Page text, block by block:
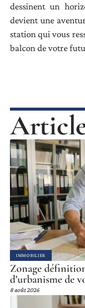
dessinent un
devient une
station qui vous
balcon de votre
IMMOBILIER
Zonage
d’urbanisme de
8 août 2026